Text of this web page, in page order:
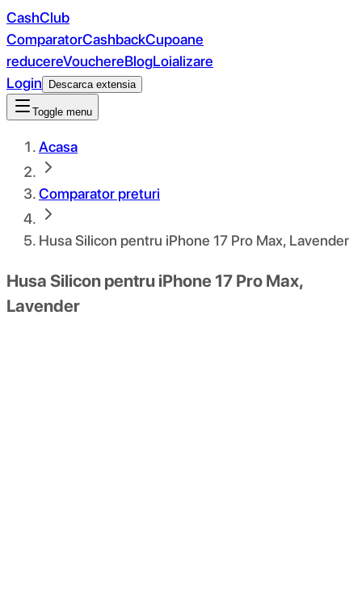
CashClub
ComparatorCashbackCupoane
reducereVouchereBlogLoializare
Login
Descarca extensia
Toggle menu
Acasa
Comparator preturi
Husa Silicon pentru iPhone 17 Pro Max, Lavender
Husa Silicon pentru iPhone 17 Pro Max,
Lavender